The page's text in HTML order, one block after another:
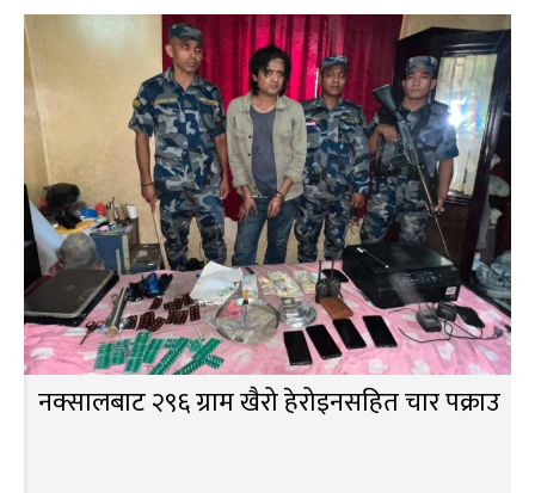
नक्सालबाट २९६ ग्राम खैरो हेरोइनसहित चार पक्राउ